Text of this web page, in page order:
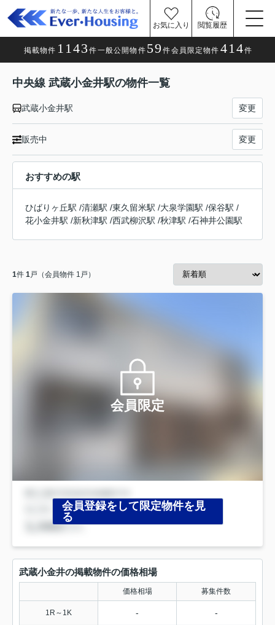
お気に入り 閲覧履歴
掲載物件 1143件一般公開物件 59件会員限定物件 414件
中央線 武蔵小金井駅の物件一覧
武蔵小金井駅 変更
販売中 変更
おすすめの駅
ひばりヶ丘駅 /清瀬駅 /東久留米駅 /大泉学園駅 /保谷駅 /
花小金井駅 /新秋津駅 /西武柳沢駅 /秋津駅 /石神井公園駅
1件 1戸（会員物件 1戸）
会員限定
会員登録をして限定物件を見
る
武蔵小金井の掲載物件の価格相場
価格相場 募集件数
1R～1K - -